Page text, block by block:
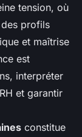
tension, où
profils
et maîtrise
est
interpréter
et garantir
constitue